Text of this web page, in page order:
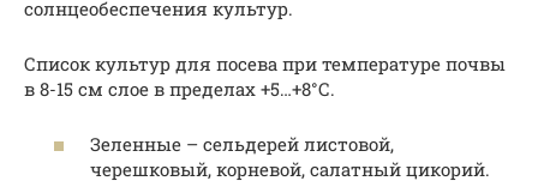
солнцеобеспечения культур.
Список культур для посева при температуре почвы
в 8-15 см слое в пределах +5…+8°С.
Зеленные – сельдерей листовой,
черешковый, корневой, салатный цикорий.